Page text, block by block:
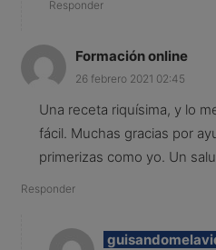
Responder
Formación online
26 febrero 2021 02:45
Una receta riquísima, y lo
fácil. Muchas gracias por
primerizas como yo. Un
Responder